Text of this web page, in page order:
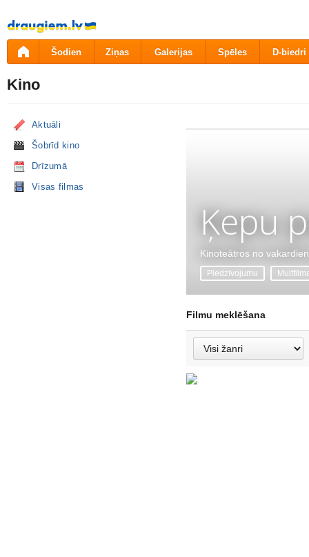
Pāriet
uz
saturu
Šodien Ziņas Galerijas Spēles D-biedri
Kino
Aktuāli
Šobrīd kino
Drīzumā
Visas filmas
Ķepu
Kinoteātros no
Piedzīvojumu
Filmu meklēšana